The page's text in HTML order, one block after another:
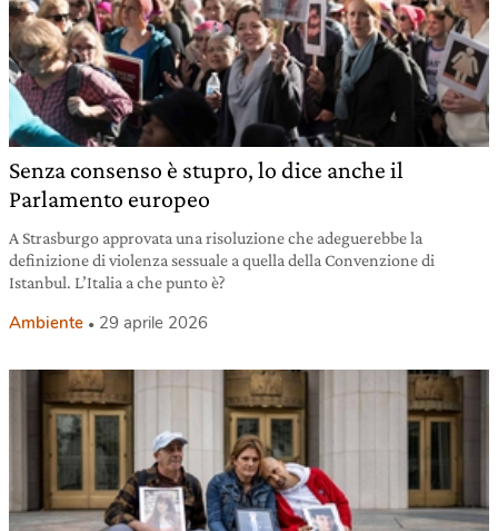
Senza consenso è stupro, lo dice anche il
Parlamento europeo
A Strasburgo approvata una risoluzione che adeguerebbe la
definizione di violenza sessuale a quella della Convenzione di
Istanbul. L’Italia a che punto è?
Ambiente 29 aprile 2026